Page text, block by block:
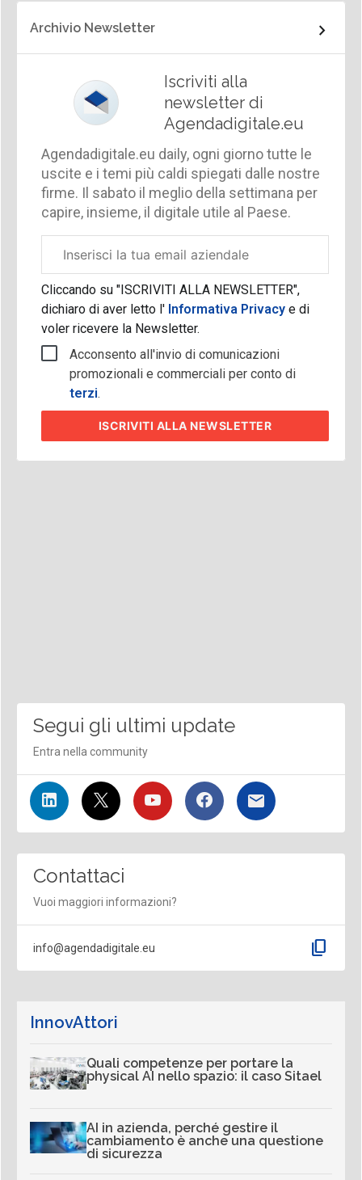
Archivio Newsletter
Iscriviti alla
newsletter di
Agendadigitale.eu
Agendadigitale.eu daily, ogni giorno tutte le
uscite e i temi più caldi spiegati dalle nostre
firme. Il sabato il meglio della settimana per
capire, insieme, il digitale utile al Paese.
aziendale
Cliccando su "ISCRIVITI ALLA NEWSLETTER",
dichiaro di aver letto l'Informativa Privacy e di
voler ricevere la Newsletter.
Acconsento all'invio di comunicazioni
promozionali e commerciali per conto di
terzi.
ISCRIVITI ALLA NEWSLETTER
Segui gli ultimi update
Entra nella community
Contattaci
Vuoi maggiori informazioni?
info@agendadigitale.eu content_copy
InnovAttori
Quali competenze per portare la
physical AI nello spazio: il caso Sitael
AI in azienda, perché gestire il
cambiamento è anche una questione
di sicurezza